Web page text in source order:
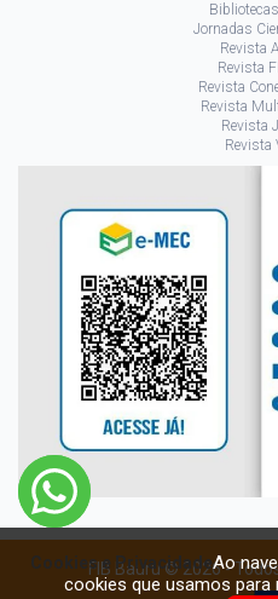
Jornadas
Revista
Revista
Revista
Revista
Revista
Revista
FIB Bauru © 2026 -
Cookies e PrivacidadeAo
cookies que usamos para